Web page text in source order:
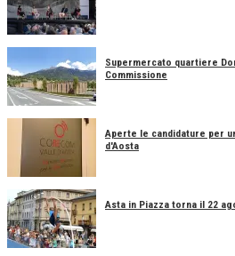
Supermercato quartiere
Commissione
Aperte le candidature per
d'Aosta
Asta in Piazza torna il 22